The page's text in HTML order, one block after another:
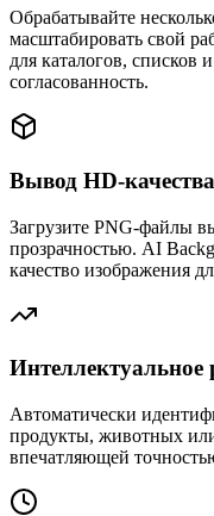
Обрабатывайте
масштабировать свой
для каталогов, списков
согласованность.
Вывод HD-качества
Загрузите PNG-файлы
прозрачностью. AI
качество изображения
Интеллектуальное
Автоматически
продукты, животных
впечатляющей